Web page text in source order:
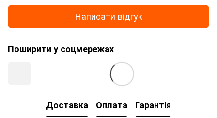
Написати відгук
Поширити у соцмережах
Доставка Оплата Гарантія